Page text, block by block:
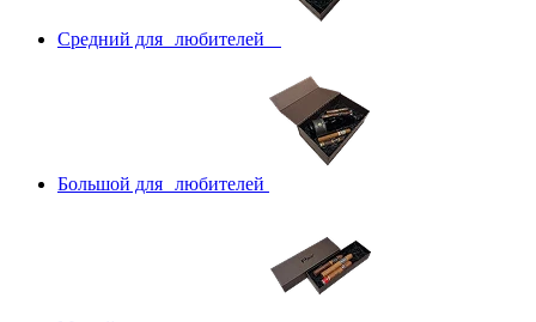
Средний для любителей
Большой для любителей